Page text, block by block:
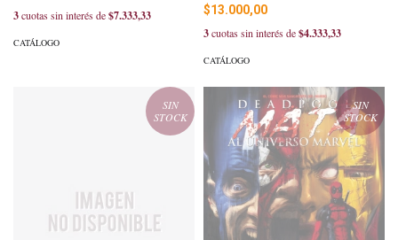
3cuotas sin interés de$7.333,33
CATÁLOGO
$13.000,00
3cuotas sin interés de$4.333,33
CATÁLOGO
SIN
STOCK
SIN
STOCK